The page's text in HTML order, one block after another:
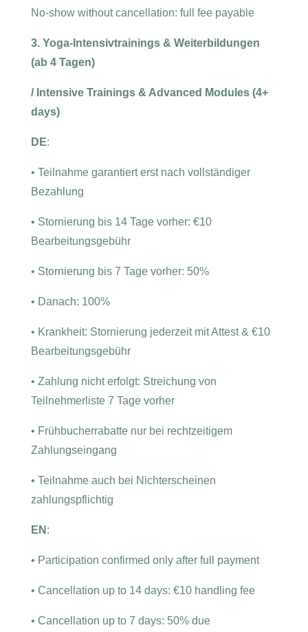
No-show without cancellation: full fee payable
3. Yoga-Intensivtrainings & Weiterbildungen
(ab 4 Tagen)
/ Intensive Trainings & Advanced Modules (4+
days)
DE:
• Teilnahme garantiert erst nach vollständiger
Bezahlung
• Stornierung bis 14 Tage vorher: €10
Bearbeitungsgebühr
• Stornierung bis 7 Tage vorher: 50%
• Danach: 100%
• Krankheit: Stornierung jederzeit mit Attest & €10
Bearbeitungsgebühr
• Zahlung nicht erfolgt: Streichung von
Teilnehmerliste 7 Tage vorher
• Frühbucherrabatte nur bei rechtzeitigem
Zahlungseingang
• Teilnahme auch bei Nichterscheinen
zahlungspflichtig
EN :
• Participation confirmed only after full payment
• Cancellation up to 14 days: €10 handling fee
• Cancellation up to 7 days: 50% due